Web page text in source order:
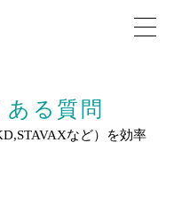
る質問
など）を効率